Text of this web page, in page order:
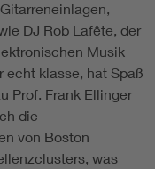
DJ Rob Lafête, der
Musik
echt klasse, hat Spaß
Prof. Frank Ellinger
die
von Boston
was